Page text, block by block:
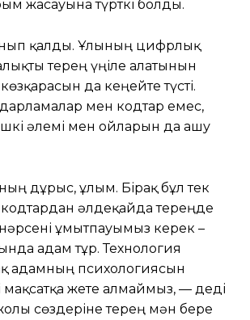
жасауына түрткі болды.
қалды. Ұлының цифрлық
терең үңіле алатынын
да кеңейте түсті.
мен кодтар емес,
әлемі мен ойларын да ашу
дұрыс, ұлым. Бірақ бұл тек
әлдеқайда тереңде
нәрсені ұмытпауымыз керек –
адам тұр. Технология
адамның психологиясын
мақсатқа жете алмаймыз, — деді
сөздеріне терең мән бере